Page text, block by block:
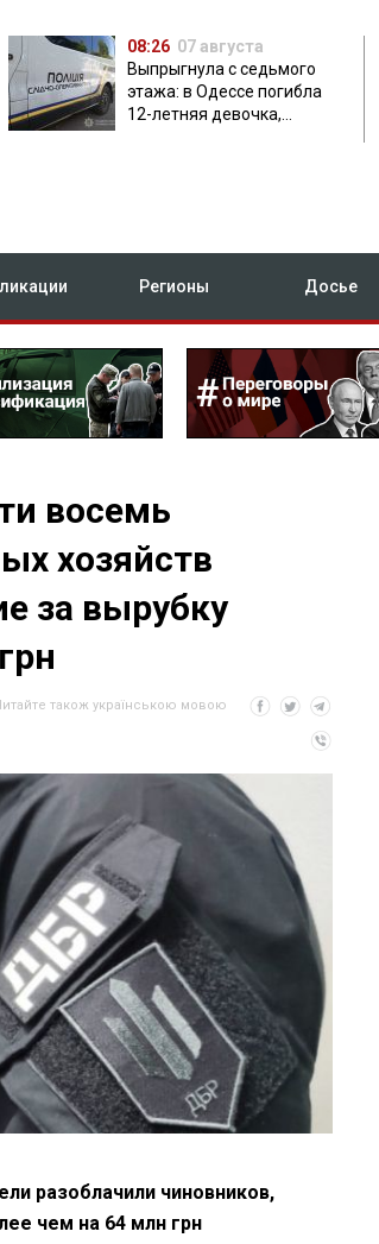
08:26 07 августа
Выпрыгнула с седьмого
этажа: в Одессе погибла
12-летняя девочка,
Регионы Досье
восемь
хозяйств
за вырубку
також українською мовою
разоблачили чиновников,
чем на 64 млн грн